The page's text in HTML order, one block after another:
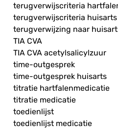
terugverwijscriteria
terugverwijscriteria huisarts
terugverwijzing naar
TIA CVA
TIA CVA acetylsalicylzuur
time-outgesprek
time-outgesprek huisarts
titratie hartfalenmedicatie
titratie medicatie
toedienlijst
toedienlijst medicatie